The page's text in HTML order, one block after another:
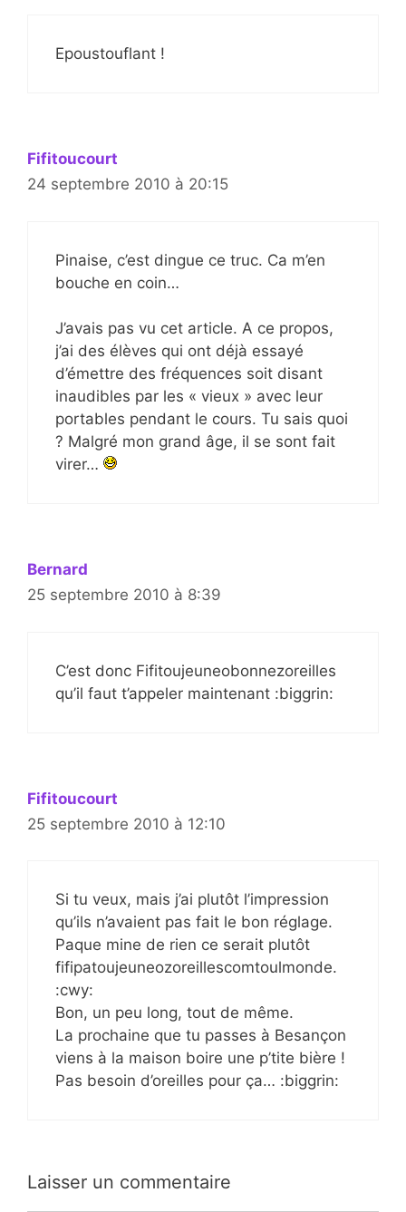
Epoustouflant !
Fifitoucourt
24 septembre 2010 à 20:15
Pinaise, c’est dingue ce truc. Ca m’en
bouche en coin…
J’avais pas vu cet article. A ce propos,
j’ai des élèves qui ont déjà essayé
d’émettre des fréquences soit disant
inaudibles par les « vieux » avec leur
portables pendant le cours. Tu sais quoi
? Malgré mon grand âge, il se sont fait
virer…
Bernard
25 septembre 2010 à 8:39
C’est donc Fifitoujeuneobonnezoreilles
qu’il faut t’appeler maintenant :biggrin:
Fifitoucourt
25 septembre 2010 à 12:10
Si tu veux, mais j’ai plutôt l’impression
qu’ils n’avaient pas fait le bon réglage.
Paque mine de rien ce serait plutôt
fifipatoujeuneozoreillescomtoulmonde.
:cwy:
Bon, un peu long, tout de même.
La prochaine que tu passes à Besançon
viens à la maison boire une p’tite bière !
Pas besoin d’oreilles pour ça… :biggrin:
Laisser un commentaire